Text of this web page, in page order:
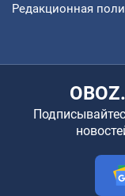
Редакционная